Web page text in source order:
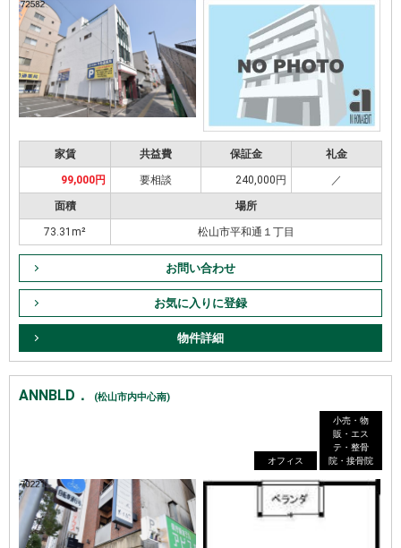
家賃 共益費 保証金 礼金
99,000円 要相談 240,000円 ／
面積 場所
73.31m² 松山市平和通１丁目
お問い合わせ
お気に入りに登録
物件詳細
ANNBLD． (松山市内中心南)
オフィス
小売・物
販・エス
テ・整骨
院・接骨院